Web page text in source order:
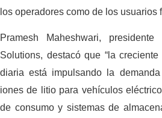
los operadores como de los usuarios
Pramesh Maheshwari,
Solutions, destacó que “la
diaria está impulsando la
iones de litio para vehículos
de consumo y sistemas de